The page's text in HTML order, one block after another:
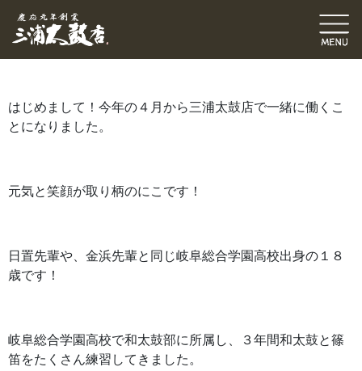
スタッフブログ
大江 にこ（にこちゃん）
はじめまして！今年の４月から三浦太鼓店で一緒に働くこ
とになりました。
元気と笑顔が取り柄のにこです！
日置先輩や、金浜先輩と同じ岐阜総合学園高校出身の１８
歳です！
岐阜総合学園高校で和太鼓部に所属し、３年間和太鼓と篠
笛をたくさん練習してきました。